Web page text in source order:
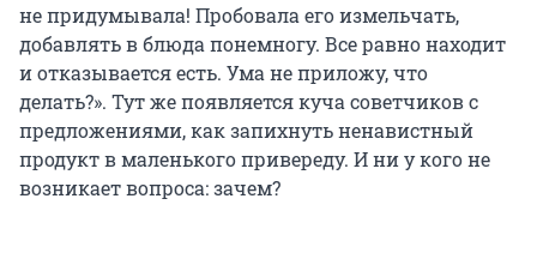
не придумывала! Пробовала его измельчать,
добавлять в блюда понемногу. Все равно находит
и отказывается есть. Ума не приложу, что
делать?». Тут же появляется куча советчиков с
предложениями, как запихнуть ненавистный
продукт в маленького привереду. И ни у кого не
возникает вопроса: зачем?